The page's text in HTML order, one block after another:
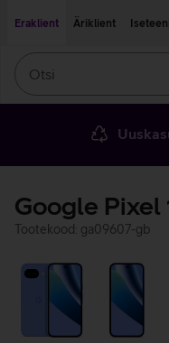
Eraklient
Äriklient
Google Pixel
Tootekood: ga09607-gb